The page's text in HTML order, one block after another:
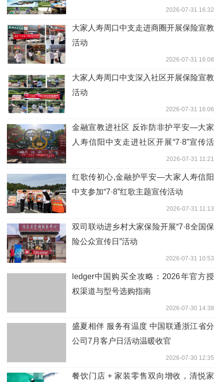
2026-07-31 16:32
大家人寿周口中支走进商圈开展保险宣教
活动
2026-07-31 16:08
大家人寿周口中支深入社区开展保险宣教
活动
2026-07-31 16:06
金融宣教进社区 反诈防非护平安—大家
人寿信阳中支走进社区开展“7·8”宣传活
2026-07-31 11:21
红歌传初心,金融护平安—大家人寿信阳
中支参加“7·8”红歌主题宣传活动
2026-07-31 11:13
双司联动进乡村大家保险开展“7·8全国保
险公众宣传日”活动
2026-07-31 10:53
ledger中国购买全攻略：2026年官方授
权渠道与型号选购指南
2026-07-30 14:38
盛夏相伴 服务有温度 中国联通浙江省分
公司7月客户日活动温暖收官
2026-07-30 12:35
餐饮门店 + 家装零售双向增收，清悦家